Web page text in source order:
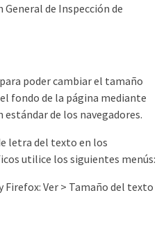
de Inspección de
poder cambiar el tamaño
fondo de la página mediante
de los navegadores.
letra del texto en los
utilice los siguientes menús:
Ver > Tamaño del texto